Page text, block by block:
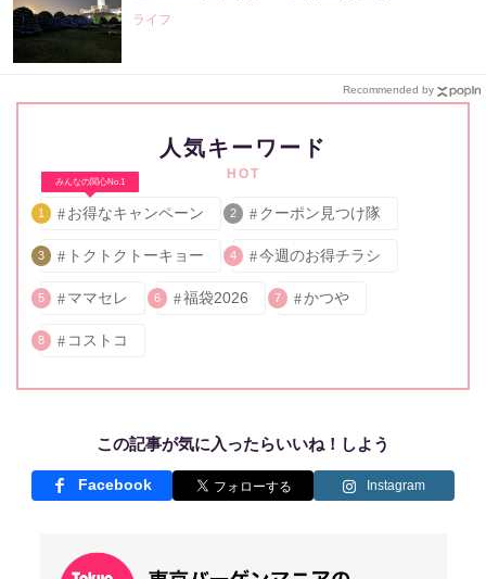
ライフ
Recommended by
人気キーワード
HOT
みんなの関心No.1
1 お得なキャンペーン 2 クーポン見つけ隊
3 トクトクトーキョー 4 今週のお得チラシ
5 ママセレ 6 福袋2026 7 かつや
8 コストコ
この記事が気に入ったらいいね！しよう
Facebook Instagram